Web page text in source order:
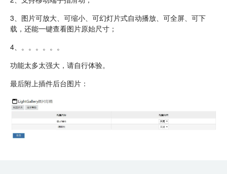
3、图片可放大、可缩小、可幻灯片式自动播放、可全屏、可下
载，还能一键查看图片原始尺寸；
4、。。。。。。
功能太多太强大，请自行体验。
最后附上插件后台图片：